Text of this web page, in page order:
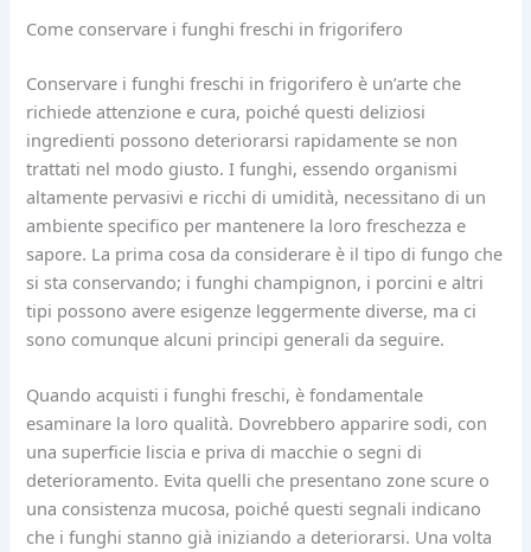
Come conservare i funghi freschi in frigorifero
Conservare i funghi freschi in frigorifero è un’arte che
richiede attenzione e cura, poiché questi deliziosi
ingredienti possono deteriorarsi rapidamente se non
trattati nel modo giusto. I funghi, essendo organismi
altamente pervasivi e ricchi di umidità, necessitano di un
ambiente specifico per mantenere la loro freschezza e
sapore. La prima cosa da considerare è il tipo di fungo che
si sta conservando; i funghi champignon, i porcini e altri
tipi possono avere esigenze leggermente diverse, ma ci
sono comunque alcuni principi generali da seguire.
Quando acquisti i funghi freschi, è fondamentale
esaminare la loro qualità. Dovrebbero apparire sodi, con
una superficie liscia e priva di macchie o segni di
deterioramento. Evita quelli che presentano zone scure o
una consistenza mucosa, poiché questi segnali indicano
che i funghi stanno già iniziando a deteriorarsi. Una volta